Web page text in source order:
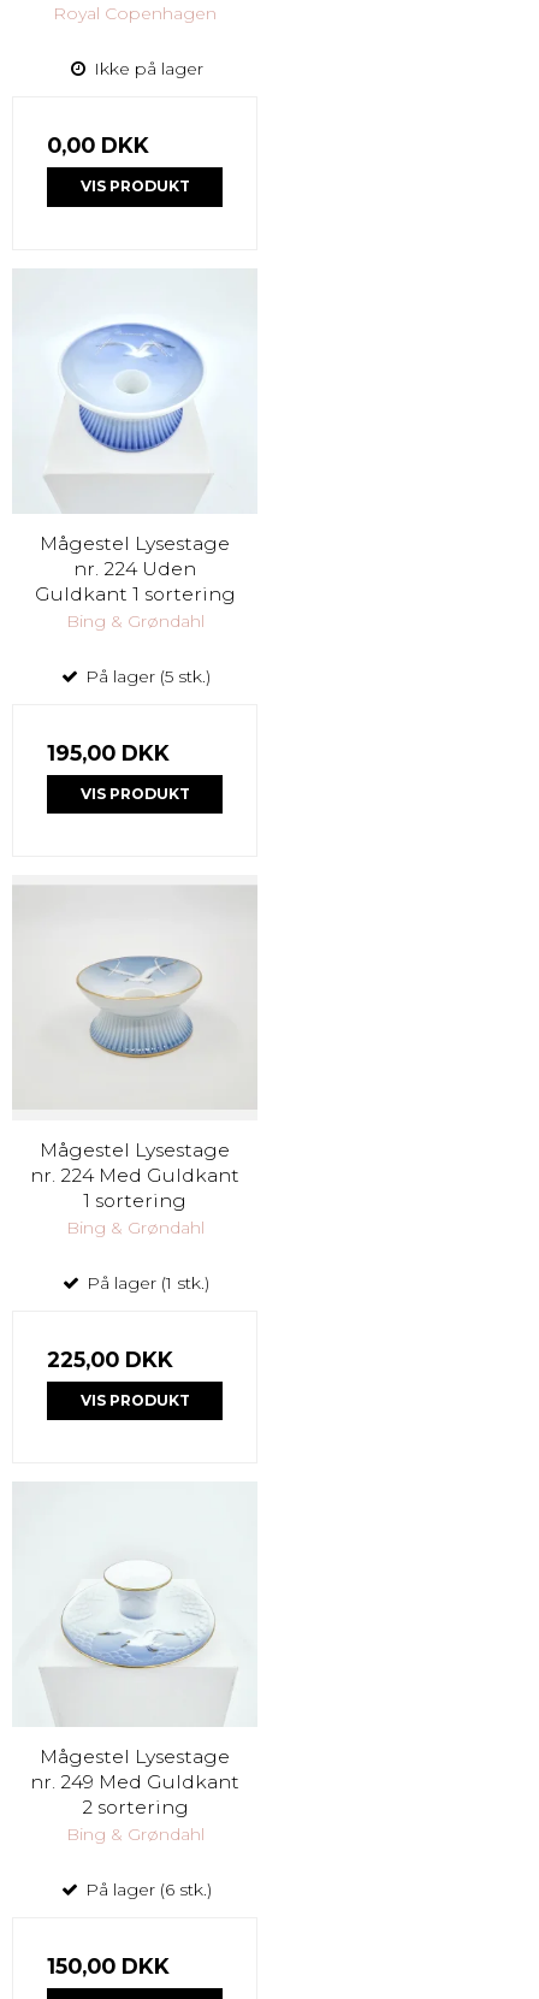
Royal Copenhagen
Ikke på lager
0,00 DKK
VIS PRODUKT
Mågestel Lysestage
nr. 224 Uden
Guldkant 1 sortering
Bing & Grøndahl
På lager (5 stk.)
195,00 DKK
VIS PRODUKT
Mågestel Lysestage
nr. 224 Med Guldkant
1 sortering
Bing & Grøndahl
På lager (1 stk.)
225,00 DKK
VIS PRODUKT
Mågestel Lysestage
nr. 249 Med Guldkant
2 sortering
Bing & Grøndahl
På lager (6 stk.)
150,00 DKK